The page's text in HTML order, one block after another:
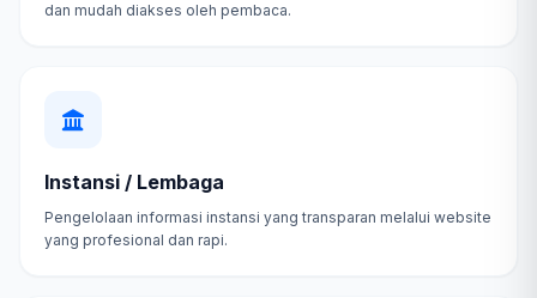
dan mudah diakses oleh pembaca.
Instansi / Lembaga
Pengelolaan informasi instansi yang transparan melalui website
yang profesional dan rapi.